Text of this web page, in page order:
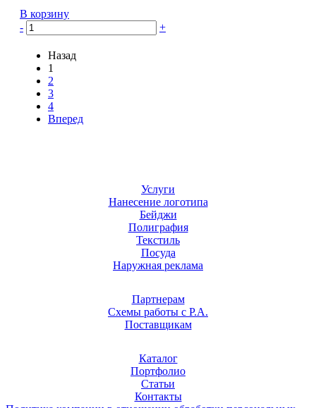
В корзину
-
+
Назад
1
2
3
4
Вперед
Услуги
Нанесение логотипа
Бейджи
Полиграфия
Текстиль
Посуда
Наружная реклама
Партнерам
Схемы работы с Р.А.
Поставщикам
Каталог
Портфолио
Статьи
Контакты